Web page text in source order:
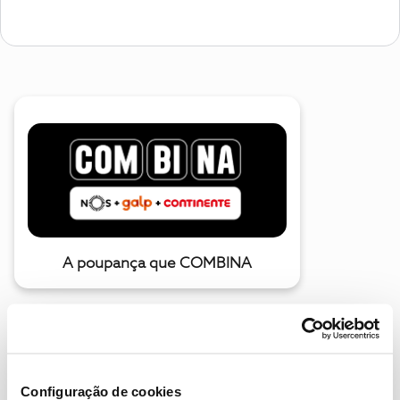
Configuração de cookies
A poupança que COMBINA